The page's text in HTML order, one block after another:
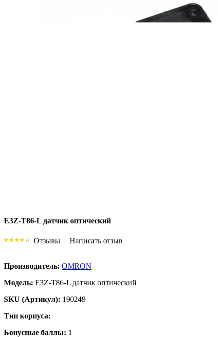
E3Z-T86-L датчик оптический
Отзывы | Написать отзыв
Производитель: OMRON
Модель: E3Z-T86-L датчик оптический
SKU (Артикул): 190249
Тип корпуса:
Бонусные баллы: 1